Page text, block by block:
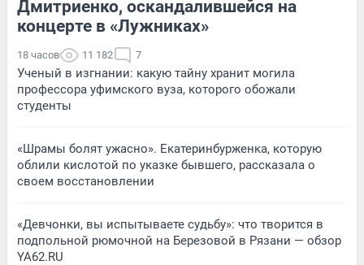
Дмитриенко, оскандалившейся на
концерте в «Лужниках»
18 часов 11 182 7
Ученый в изгнании: какую тайну хранит могила
профессора уфимского вуза, которого обожали
студенты
«Шрамы болят ужасно». Екатеринбурженка, которую
облили кислотой по указке бывшего, рассказала о
своем восстановлении
«Девчонки, вы испытываете судьбу»: что творится в
подпольной рюмочной на Березовой в Рязани — обзор
YA62.RU